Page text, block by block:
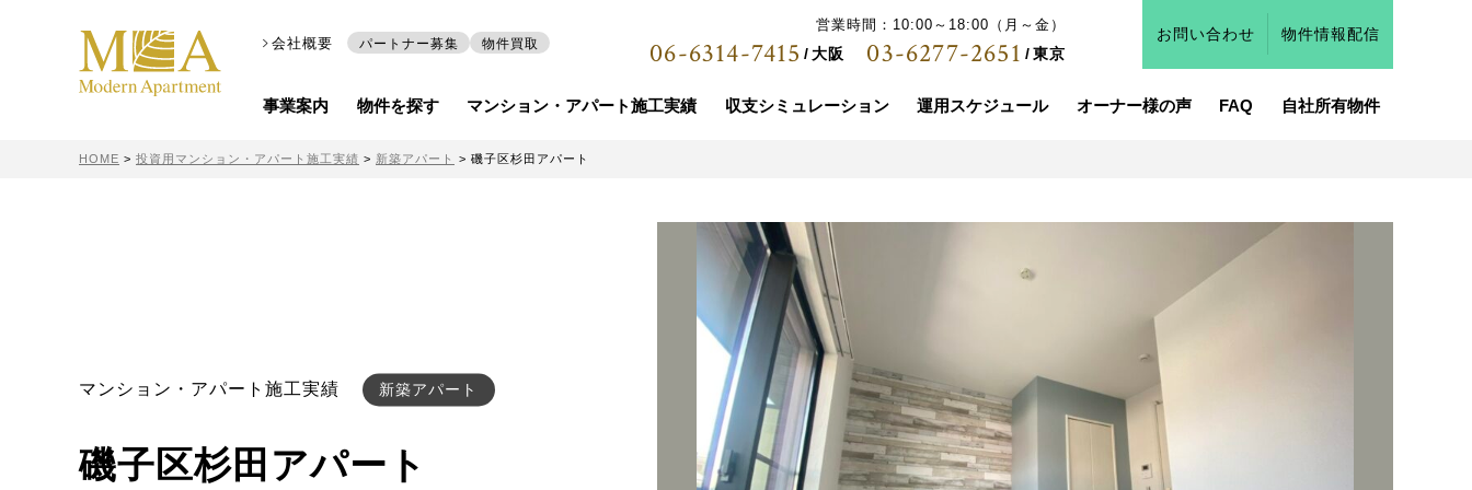
会社概要 パートナー募集 物件買取
営業時間：10:00～18:00（月～金）
大阪
06-6314-7415 東京
03-6277-2651
お問い合わせ 物件情報配信
事業案内 物件を探す マンション・アパート施工実績 収支シミュレーション 運用スケジュール オーナー様の声 FAQ 自社所有物件
HOME > 投資用マンション・アパート施工実績 > 新築アパート > 磯子区杉田アパート
マンション・アパート施工実績 新築アパート
磯子区杉田アパート